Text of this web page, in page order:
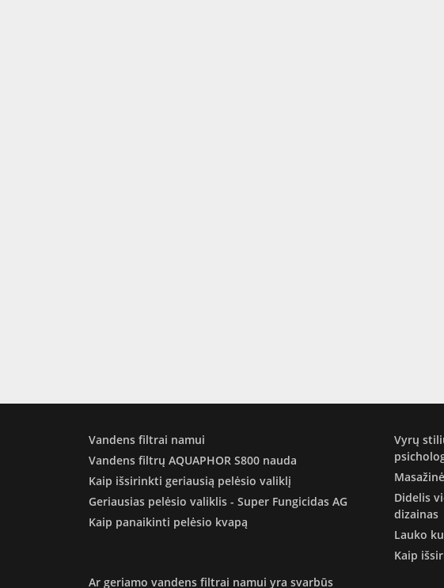
Vandens filtrai namui
Vandens filtrų AQUAPHOR S800 nauda
Kaip išsirinkti geriausią pelėsio valiklį
Geriausias pelėsio valiklis - Super Fungicidas AG
Kaip panaikinti pelėsio kvapą
Ar geriamo vandens filtrai namui yra svarbūs
Vyrų
Didelis
dizainas
Lauko
Kaip